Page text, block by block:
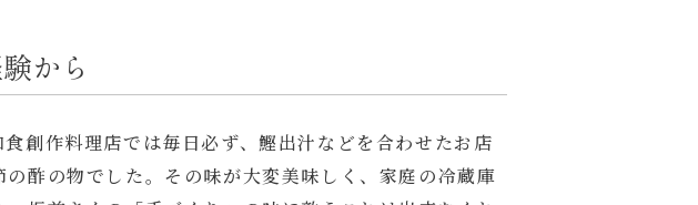
から
創作料理店では毎日必ず、鰹出汁などを合わせたお店
酢の物でした。その味が大変美味しく、家庭の冷蔵庫